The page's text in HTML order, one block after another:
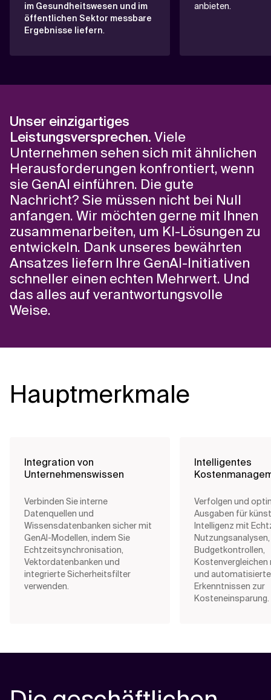
im Gesundheitswesen und im
öffentlichen Sektor messbare
Ergebnisse liefern.
anbieten.
Unser einzigartiges
Leistungsversprechen. Viele
Unternehmen sehen sich mit ähnlichen
Herausforderungen konfrontiert, wenn
sie GenAI einführen. Die gute
Nachricht? Sie müssen nicht bei Null
anfangen. Wir möchten gerne mit Ihnen
zusammenarbeiten, um KI-Lösungen zu
entwickeln. Dank unseres bewährten
Ansatzes liefern Ihre GenAI-Initiativen
schneller einen echten Mehrwert. Und
das alles auf verantwortungsvolle
Weise.
Hauptmerkmale
Integration von
Unternehmenswissen
Verbinden Sie interne
Datenquellen und
Wissensdatenbanken sicher mit
GenAI-Modellen, indem Sie
Echtzeitsynchronisation,
Vektordatenbanken und
integrierte Sicherheitsfilter
verwenden.
Intelligentes
Verfolgen und
Ausgaben für
Intelligenz mit
Budgetkontrollen,
und
Erkenntnissen zur
Kosteneinsparung.